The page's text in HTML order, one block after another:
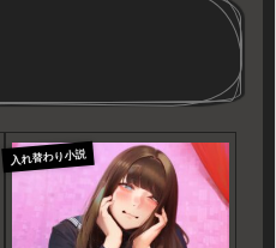
入れ替わり小説